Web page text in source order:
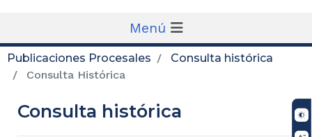
Menú
Publicaciones Procesales
Consulta histórica
Consulta Histórica
Consulta histórica